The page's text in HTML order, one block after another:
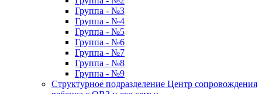
Группа - №3
Группа - №4
Группа - №5
Группа - №6
Группа - №7
Группа - №8
Группа - №9
Структурное подразделение Центр сопровождения